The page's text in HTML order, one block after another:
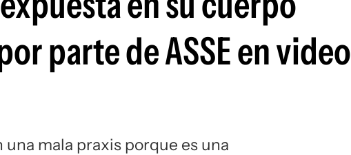
parte de ASSE en video
una mala praxis porque es una